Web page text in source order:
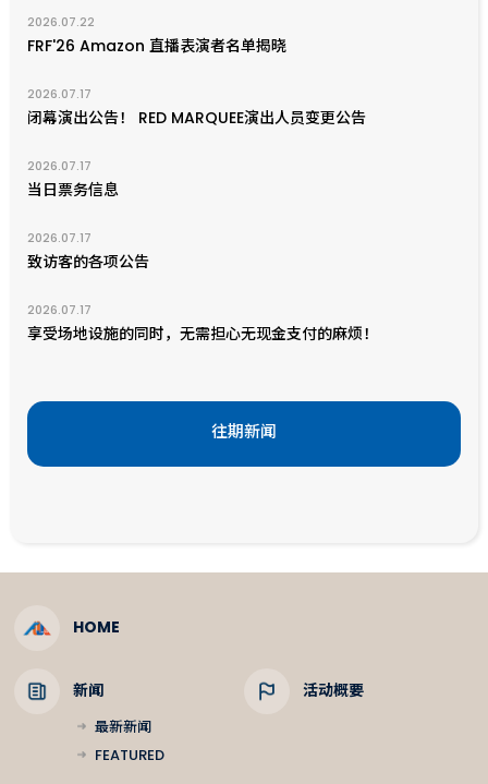
2026.07.22
FRF'26 Amazon 直播表演者名单揭晓
2026.07.17
闭幕演出公告！ RED MARQUEE演出人员变更公告
2026.07.17
当日票务信息
2026.07.17
致访客的各项公告
2026.07.17
享受场地设施的同时，无需担心无现金支付的麻烦！
往期新闻
HOME
新闻
最新新闻
FEATURED
活动概要